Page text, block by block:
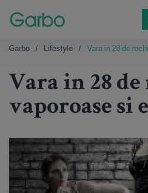
Garbo Lifestyle Vara in 28 de
Vara in 28
vaporoase si